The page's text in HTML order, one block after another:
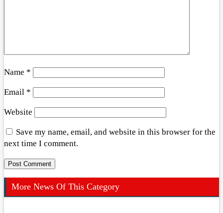
Name *
Email *
Website
Save my name, email, and website in this browser for the
next time I comment.
More News Of This Category